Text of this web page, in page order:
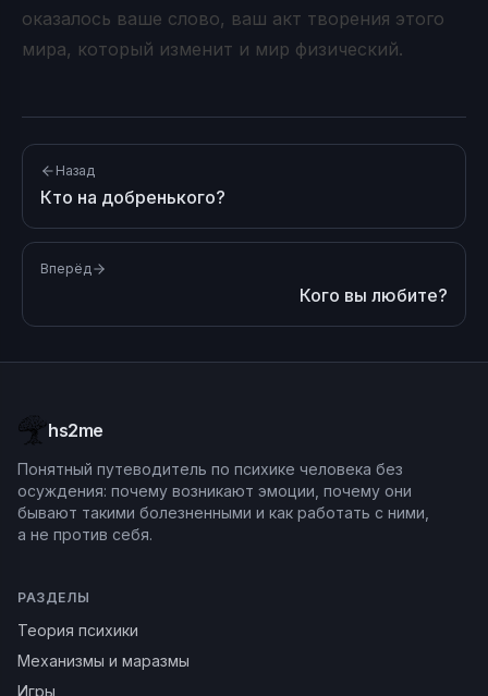
оказалось ваше слово, ваш акт творения этого
мира, который изменит и мир физический.
Назад
Кто на добренького?
Вперёд
Кого вы любите?
hs2me
Понятный путеводитель по психике человека без
осуждения: почему возникают эмоции, почему они
бывают такими болезненными и как работать с ними,
а не против себя.
РАЗДЕЛЫ
Теория психики
Механизмы и маразмы
Игры